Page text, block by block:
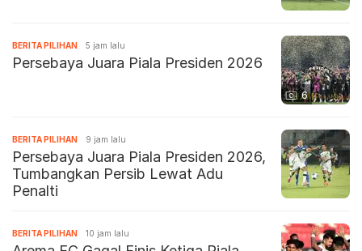
6
BERITA PILIHAN 5 jam lalu
Persebaya Juara Piala Presiden 2026
BERITA PILIHAN 9 jam lalu
Persebaya Juara Piala Presiden 2026,
Tumbangkan Persib Lewat Adu
Penalti
BERITA PILIHAN 10 jam lalu